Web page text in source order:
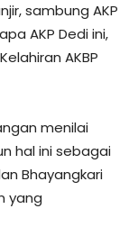
sambung AKP
AKP Dedi ini,
AKBP
menilai
hal ini sebagai
Bhayangkari
yang